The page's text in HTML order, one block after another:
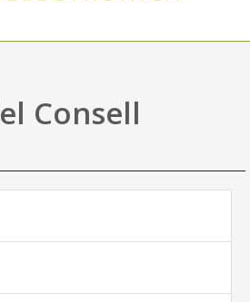
Utilitats
Ajuda
Consell